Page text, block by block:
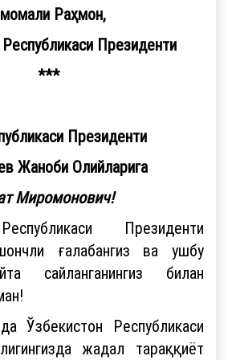
Раҳмон,
Президенти
***
Президенти
Жаноби Олийларига
Миромонович!
Президенти
ғалабангиз ва ушбу
сайланганингиз билан
Ўзбекистон Республикаси
жадал тараққиёт